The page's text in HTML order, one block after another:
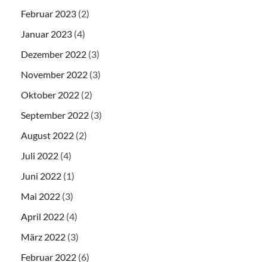
Februar 2023 (2)
Januar 2023 (4)
Dezember 2022 (3)
November 2022 (3)
Oktober 2022 (2)
September 2022 (3)
August 2022 (2)
Juli 2022 (4)
Juni 2022 (1)
Mai 2022 (3)
April 2022 (4)
März 2022 (3)
Februar 2022 (6)